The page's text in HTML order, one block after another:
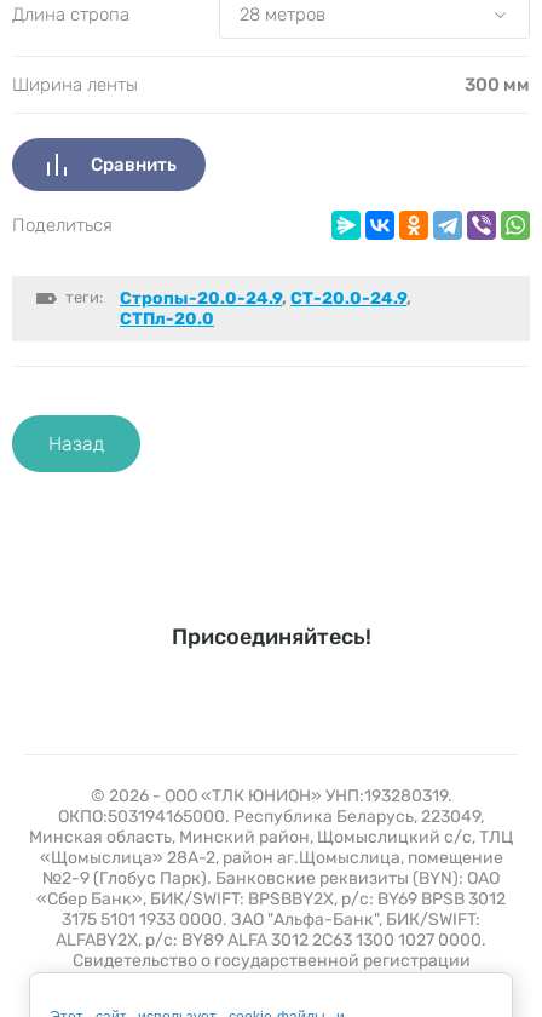
Длина стропа
Ширина ленты 300 мм
Сравнить
Поделиться
теги: Стропы-20.0-24.9, СТ-20.0-24.9,
СТПл-20.0
Назад
Присоединяйтесь!
© 2026 - ООО «ТЛК ЮНИОН» УНП:193280319.
ОКПО:503194165000. Республика Беларусь, 223049,
Минская область, Минский район, Щомыслицкий с/с, ТЛЦ
«Щомыслица» 28А-2, район аг.Щомыслица, помещение
№2-9 (Глобус Парк). Банковские реквизиты (BYN): ОАО
«Сбер Банк», БИК/SWIFT: BPSBBY2X, р/с: BY69 BPSB 3012
3175 5101 1933 0000. ЗАО "Альфа-Банк", БИК/SWIFT:
ALFABY2X, р/с: BY89 ALFA 3012 2C63 1300 1027 0000.
Свидетельство о государственной регистрации